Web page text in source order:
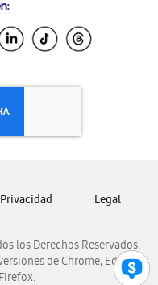
los Derechos Reservados.
de Chrome, Edge,
Privacidad Legal